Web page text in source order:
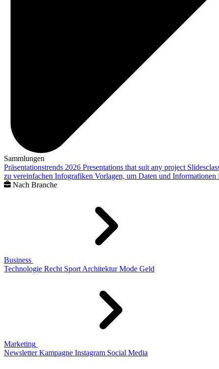
Sammlungen
Präsentationstrends 2026 Presentations that suit any project
zu vereinfachen Infografiken Vorlagen, um Daten und
Nach Branche
Business
Technologie Recht Sport Architektur Mode Geld
Marketing
Newsletter Kampagne Instagram Social Media